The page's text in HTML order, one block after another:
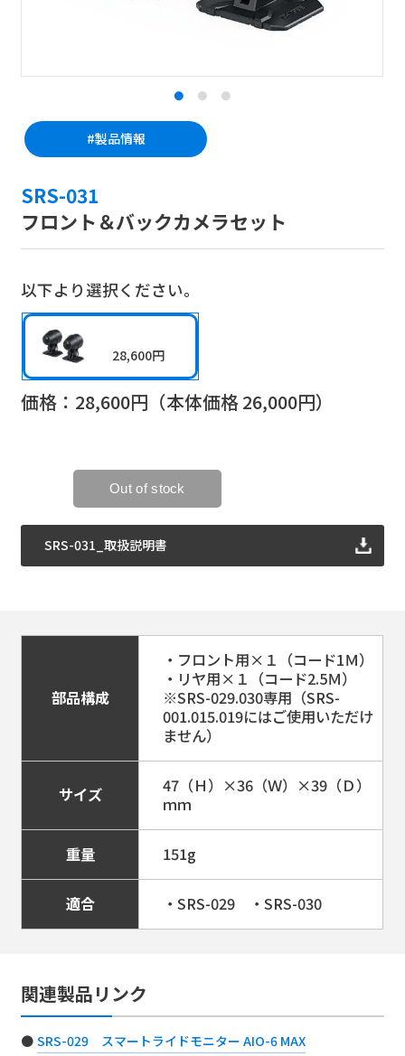
#製品情報
SRS-031
フロント＆バックカメラセット
以下より選択ください。
28,600円
価格： 28,600円（本体価格26,000円）
SRS-031_取扱説明書
部品構成
・フロント用×１（コード1Ｍ）
・リヤ用×１（コード2.5Ｍ）
※SRS-029.030専用（SRS-
001.015.019にはご使用いただけ
ません）
サイズ
47（Ｈ）×36（Ｗ）×39（Ｄ）
ｍｍ
重量 151g
適合 ・SRS-029 ・SRS-030
関連製品リンク
SRS-029 スマートライドモニター AIO-6 MAX